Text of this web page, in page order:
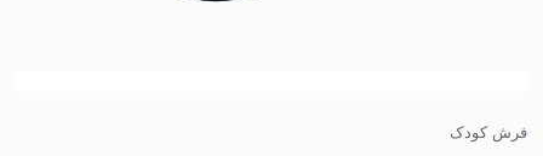
فرش کودک